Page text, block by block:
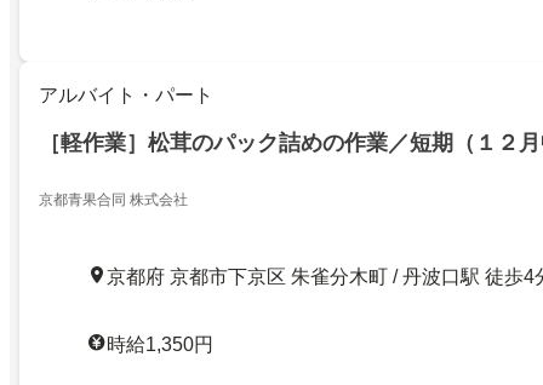
アルバイト・パート
［軽作業］松茸のパック詰めの作業／短期（１２
京都青果合同 株式会社
京都府 京都市下京区 朱雀分木町 / 丹波口駅 徒歩4
時給1,350円